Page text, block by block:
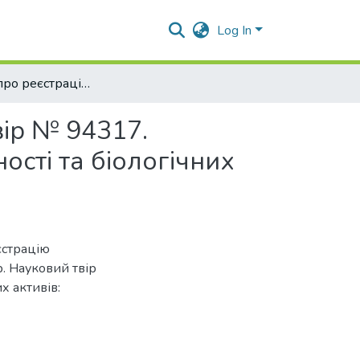
Log In
Свідоцтво про реєстрацію авторського права на твір № 94317. Науковий твір "Облік сільськогосподарської діяльності та біологічних активів: актуальні питання"
№ 94317.
та біологічних
Науковий твір
активів: